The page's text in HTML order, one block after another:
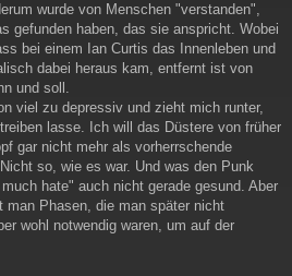
wurde von Menschen "verstanden",
gefunden haben, das sie anspricht. Wobei
bei einem Ian Curtis das Innenleben und
dabei heraus kam, entfernt ist von
und soll.
viel zu depressiv und zieht mich runter,
lasse. Ich will das Düstere von früher
gar nicht mehr als vorherrschende
so, wie es war. Und was den Punk
hate" auch nicht gerade gesund. Aber
man Phasen, die man später nicht
wohl notwendig waren, um auf der